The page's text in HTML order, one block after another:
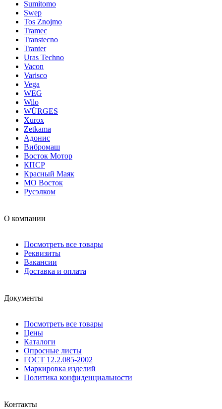
Sumitomo
Swep
Tos Znojmo
Tramec
Transtecno
Tranter
Uras Techno
Vacon
Varisco
Vega
WEG
Wilo
WÜRGES
Xurox
Zetkama
Адонис
Вибромаш
Восток Мотор
КПСР
Красный Маяк
МО Восток
Русэлком
О компании
Посмотреть все товары
Реквизиты
Вакансии
Доставка и оплата
Документы
Посмотреть все товары
Цены
Каталоги
Опросные листы
ГОСТ 12.2.085-2002
Маркировка изделий
Политика конфиденциальности
Контакты